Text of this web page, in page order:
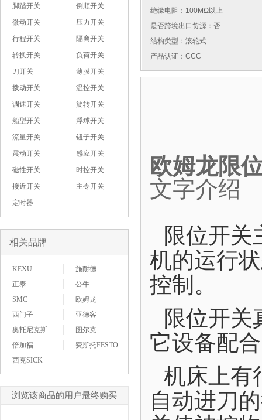
脚踏开关
倒顺开关
微动开关
压力开关
行程开关
隔离开关
转换开关
负荷开关
刀开关
薄膜开关
拨动开关
温控开关
调速开关
旋转开关
船型开关
浮球开关
流量开关
钮子开关
震动开关
感应开关
磁性开关
时控开关
接近开关
主令开关
定时器
相关品牌
KEXU
施耐德
正泰
公牛
SMC
欧姆龙
西门子
亚德客
奥托尼克斯
图尔克
倍加福
费斯托FESTO
西克SICK
浏览该商品的用户最终购买
绝缘电阻：100MΩ以上
是否跨境出口货源：否
结构类型：滚轮式
产品认证：CCC
欧姆龙限
文字介绍
限位开关
机的运行
控制。
限位开关
它设备配
机床上有
自动进刀